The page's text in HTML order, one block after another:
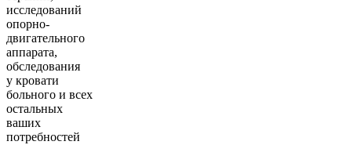
исследований
опорно-
двигательного
аппарата,
обследования
у кровати
больного и всех
остальных
ваших
потребностей